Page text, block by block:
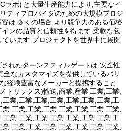
ラボ) と大量生産能力により,主要なイ
ティプロバイダのための大規模プロジ
は,多くの場合,より競争力のある価格
ンの品質と信頼性を得ます.柔軟な包
います.プロジェクトを世界中に展開
れたターンスティルゲートは,安全性
全なカスタマイズを提供しているバリ
経験豊富なメーカーと提携すること
トリックス)輸送,商業,産業,工業,工業,
業,工業,工業,工業,工業,工業,工業,工
,工業,工業,工業,工業,工業,工業,工業,
業,工業,工業,工業,工業,工業,工業,工
,工業,工業,工業,工業,工業,工業,工業,